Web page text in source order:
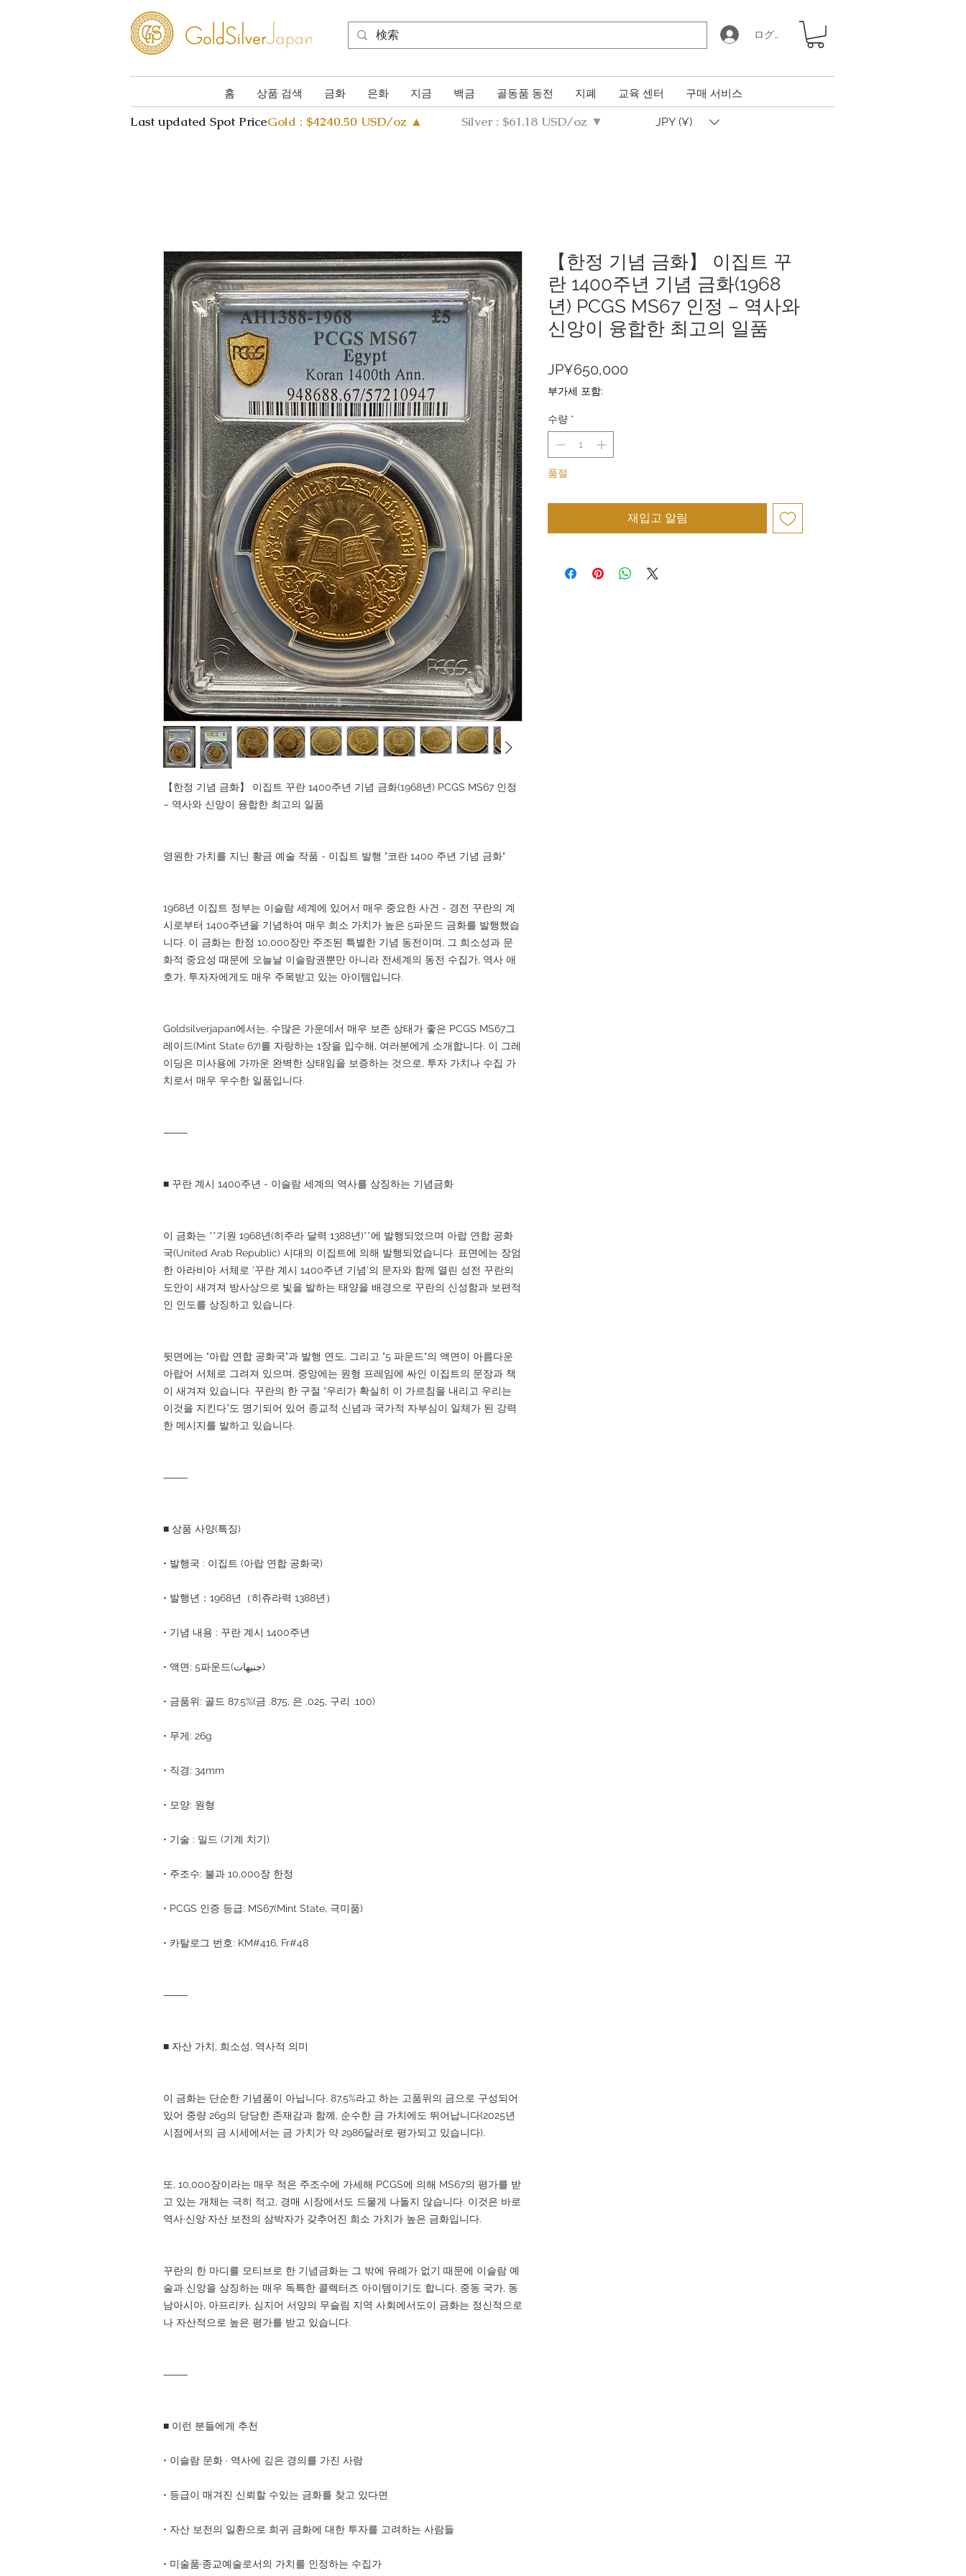
ログイン
홈 상품 검색 금화 은화 지금 백금 골동품 동전 지폐 교육 센터 구매 서비스
Last updated Spot PriceGold : $4240.50 USD/oz ▲ Silver : $61.18 USD/oz ▼ JPY (¥)
【한정 기념 금화】 이집트 꾸란 1400주년 기념 금화(1968년) PCGS MS67 인정
– 역사와 신앙이 융합한 최고의 일품
영원한 가치를 지닌 황금 예술 작품 - 이집트 발행 "코란 1400 주년 기념 금화"
1968년 이집트 정부는 이슬람 세계에 있어서 매우 중요한 사건 - 경전 꾸란의 계
시로부터 1400주년을 기념하여 매우 희소 가치가 높은 5파운드 금화를 발행했습
니다. 이 금화는 한정 10,000장만 주조된 특별한 기념 동전이며, 그 희소성과 문
화적 중요성 때문에 오늘날 이슬람권뿐만 아니라 전세계의 동전 수집가, 역사 애
호가, 투자자에게도 매우 주목받고 있는 아이템입니다.
Goldsilverjapan에서는, 수많은 가운데서 매우 보존 상태가 좋은 PCGS MS67그
레이드(Mint State 67)를 자랑하는 1장을 입수해, 여러분에게 소개합니다. 이 그레
이딩은 미사용에 가까운 완벽한 상태임을 보증하는 것으로, 투자 가치나 수집 가
치로서 매우 우수한 일품입니다.
⸻
■ 꾸란 계시 1400주년 - 이슬람 세계의 역사를 상징하는 기념금화
이 금화는 **기원 1968년(히주라 달력 1388년)**에 발행되었으며 아랍 연합 공화
국(United Arab Republic) 시대의 이집트에 의해 발행되었습니다. 표면에는 장엄
한 아라비아 서체로 '꾸란 계시 1400주년 기념'의 문자와 함께 열린 성전 꾸란의
도안이 새겨져 방사상으로 빛을 발하는 태양을 배경으로 꾸란의 신성함과 보편적
인 인도를 상징하고 있습니다.
뒷면에는 "아랍 연합 공화국"과 발행 연도, 그리고 "5 파운드"의 액면이 아름다운
아랍어 서체로 그려져 있으며, 중앙에는 원형 프레임에 싸인 이집트의 문장과 책
이 새겨져 있습니다. 꾸란의 한 구절 “우리가 확실히 이 가르침을 내리고 우리는
이것을 지킨다”도 명기되어 있어 종교적 신념과 국가적 자부심이 일체가 된 강력
한 메시지를 발하고 있습니다.
⸻
■ 상품 사양(특징)
• 발행국 : 이집트 (아랍 연합 공화국)
• 발행년：1968년（히쥬라력 1388년）
• 기념 내용 : 꾸란 계시 1400주년
• 액면: 5파운드(جنيهات)
• 금품위: 골드 87.5%(금 .875, 은 .025, 구리 .100)
• 무게: 26g
• 직경: 34mm
• 모양: 원형
• 기술 : 밀드 (기계 치기)
• 주조수: 불과 10,000장 한정
• PCGS 인증 등급: MS67(Mint State, 극미품)
• 카탈로그 번호: KM#416, Fr#48
⸻
■ 자산 가치, 희소성, 역사적 의미
이 금화는 단순한 기념품이 아닙니다. 87.5%라고 하는 고품위의 금으로 구성되어
있어 중량 26g의 당당한 존재감과 함께, 순수한 금 가치에도 뛰어납니다(2025년
시점에서의 금 시세에서는 금 가치가 약 2986달러로 평가되고 있습니다).
또, 10,000장이라는 매우 적은 주조수에 가세해 PCGS에 의해 MS67의 평가를 받
고 있는 개체는 극히 적고, 경매 시장에서도 드물게 나돌지 않습니다. 이것은 바로
역사·신앙·자산 보전의 삼박자가 갖추어진 희소 가치가 높은 금화입니다.
꾸란의 한 마디를 모티브로 한 기념금화는 그 밖에 유례가 없기 때문에 이슬람 예
술과 신앙을 상징하는 매우 독특한 콜렉터즈 아이템이기도 합니다. 중동 국가, 동
남아시아, 아프리카, 심지어 서양의 무슬림 지역 사회에서도이 금화는 정신적으로
나 자산적으로 높은 평가를 받고 있습니다.
⸻
■ 이런 분들에게 추천
• 이슬람 문화 · 역사에 깊은 경의를 가진 사람
• 등급이 매겨진 신뢰할 수있는 금화를 찾고 있다면
• 자산 보전의 일환으로 희귀 금화에 대한 투자를 고려하는 사람들
• 미술품·종교예술로서의 가치를 인정하는 수집가
【한정 기념 금화】 이집트 꾸
란 1400주년 기념 금화(1968
년) PCGS MS67 인정 – 역사와
신앙이 융합한 최고의 일품
JP¥650,000
부가세 포함:
수량 *
품절
재입고 알림